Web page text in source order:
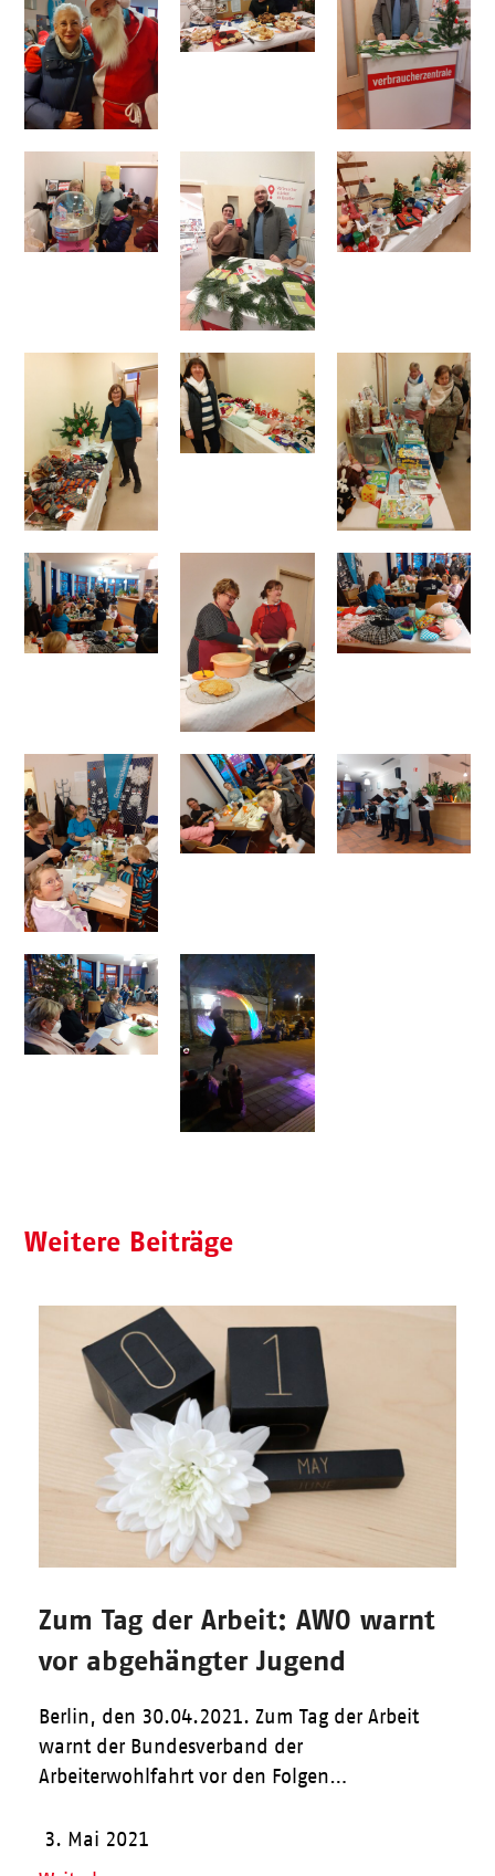
Weitere Beiträge
Zum Tag der Arbeit: AWO warnt
vor abgehängter Jugend
Berlin, den 30.04.2021. Zum Tag der Arbeit
warnt der Bundesverband der
Arbeiterwohlfahrt vor den Folgen…
3. Mai 2021